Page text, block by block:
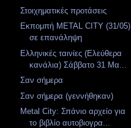
Στοιχηματικές προτάσεις
Εκπομπή METAL CITY (31/05)
σε επανάληψη
Ελληνικές ταινίες (Ελεύθερα
κανάλια) Σάββατο 31 Μα...
Σαν σήμερα
Σαν σήμερα (γεννήθηκαν)
Metal City: Σπάνιο αρχείο για
το βιβλίο αυτοβιογρα...